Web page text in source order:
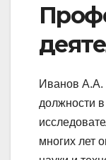
Иванов А.А.
должности
многих лет